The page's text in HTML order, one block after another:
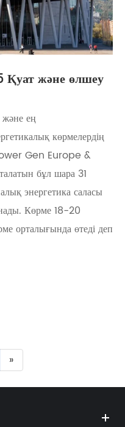
Қуат және өлшеу
ең
көрмелердің
Gen Europe &
бұл шара 31
энергетика саласы
Көрме 18-20
орталығында өтеді деп
»